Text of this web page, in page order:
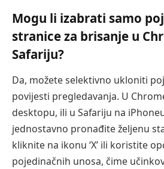
Mogu li izabrati samo
stranice za brisanje u
Safariju?
Da, možete selektivno ukloniti
povijesti pregledavanja. U
desktopu, ili u Safariju na
jednostavno pronađite željenu
kliknite na ikonu ‘X’ ili koristite
pojedinačnih unosa, čime